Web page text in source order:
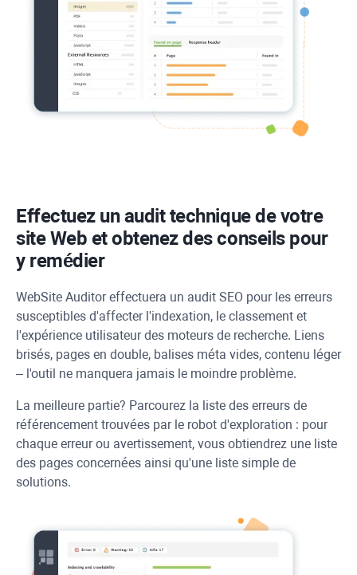
Effectuez un audit technique de votre
site Web et obtenez des conseils pour
y remédier
WebSite Auditoreffectuera un audit SEO pour les erreurs
susceptibles d'affecter l'indexation, le classement et
l'expérience utilisateur des moteurs de recherche. Liens
brisés, pages en double, balises méta vides, contenu léger
– l'outil ne manquera jamais le moindre problème.
La meilleure partie? Parcourez la liste des erreurs de
référencement trouvées par le robot d'exploration : pour
chaque erreur ou avertissement, vous obtiendrez une liste
des pages concernées ainsi qu'une liste simple de
solutions.